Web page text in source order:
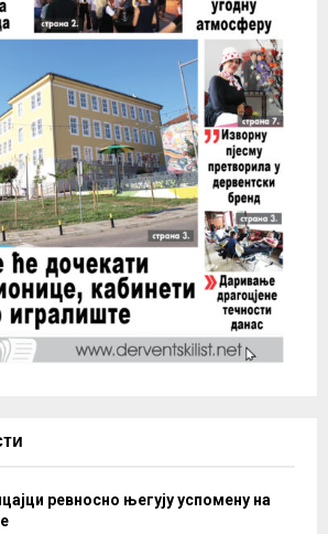
ревносно његују успомену на